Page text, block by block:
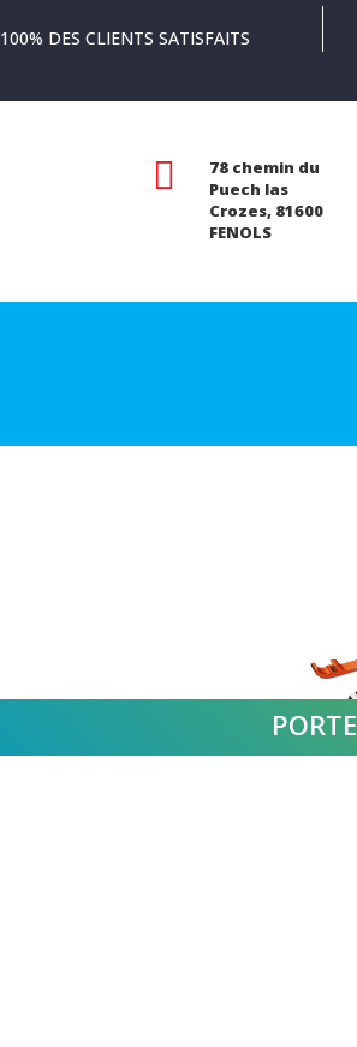
100% DES CLIENTS SATISFAITS

78 chemin du
Puech las
Crozes, 81600
FENOLS